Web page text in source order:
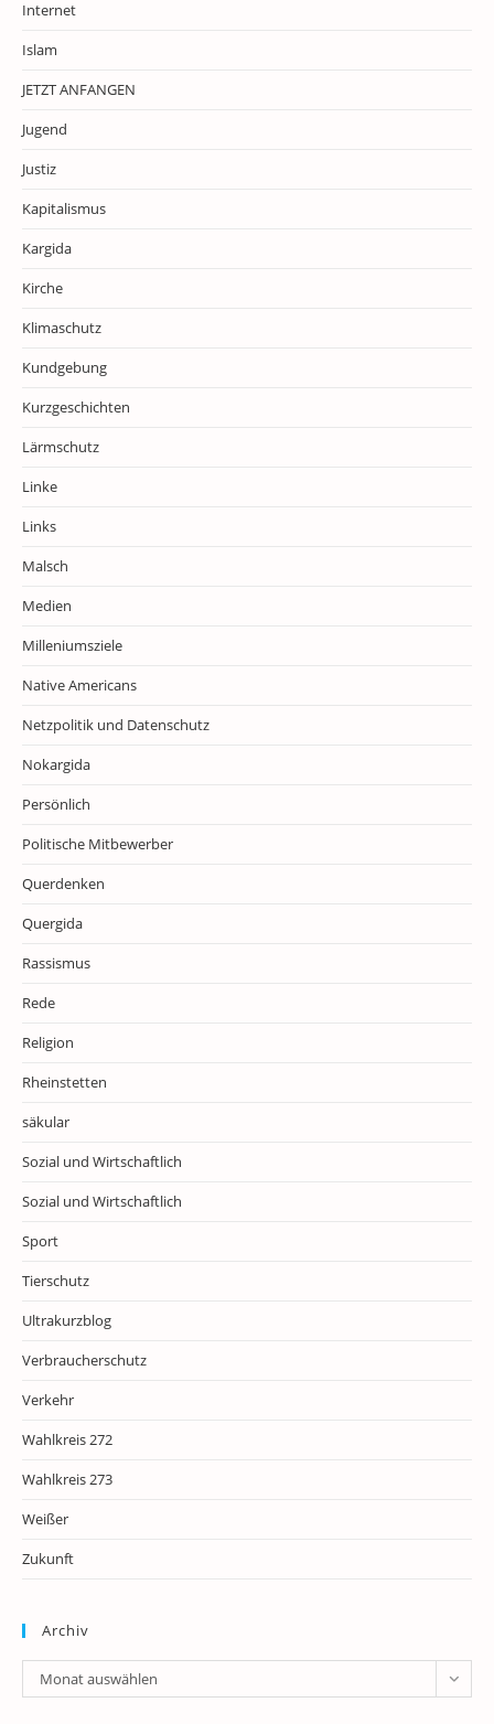
Internet
Islam
JETZT ANFANGEN
Jugend
Justiz
Kapitalismus
Kargida
Kirche
Klimaschutz
Kundgebung
Kurzgeschichten
Lärmschutz
Linke
Links
Malsch
Medien
Milleniumsziele
Native Americans
Netzpolitik und Datenschutz
Nokargida
Persönlich
Politische Mitbewerber
Querdenken
Quergida
Rassismus
Rede
Religion
Rheinstetten
säkular
Sozial und Wirtschaftlich
Sozial und Wirtschaftlich
Sport
Tierschutz
Ultrakurzblog
Verbraucherschutz
Verkehr
Wahlkreis 272
Wahlkreis 273
Weißer
Zukunft
Archiv
Archiv
Monat auswählen